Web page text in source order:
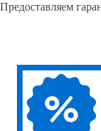
Предоставляем